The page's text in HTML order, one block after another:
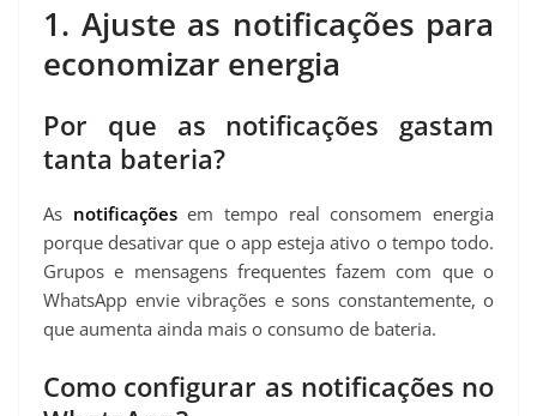
1. Ajuste as notificações para
economizar energia
Por que as notificações gastam
tanta bateria?
As notificações em tempo real consomem energia
porque desativar que o app esteja ativo o tempo todo.
Grupos e mensagens frequentes fazem com que o
WhatsApp envie vibrações e sons constantemente, o
que aumenta ainda mais o consumo de bateria.
Como configurar as notificações no